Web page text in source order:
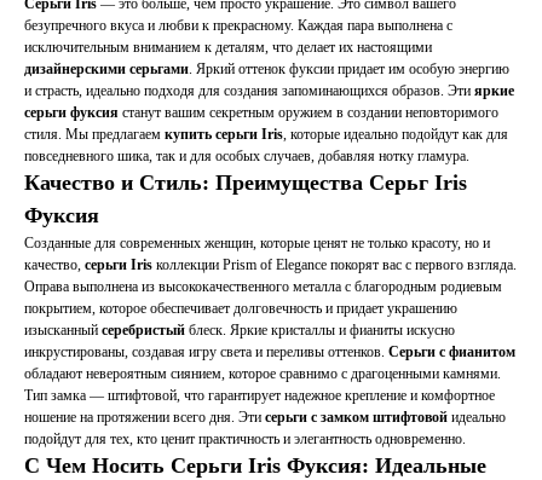
Серьги Iris — это больше, чем просто украшение. Это символ вашего
безупречного вкуса и любви к прекрасному. Каждая пара выполнена с
исключительным вниманием к деталям, что делает их настоящими
дизайнерскими серьгами. Яркий оттенок фуксии придает им особую энергию
и страсть, идеально подходя для создания запоминающихся образов. Эти яркие
серьги фуксия станут вашим секретным оружием в создании неповторимого
стиля. Мы предлагаем купить серьги Iris, которые идеально подойдут как для
повседневного шика, так и для особых случаев, добавляя нотку гламура.
Качество и Стиль: Преимущества Серьг Iris
Фуксия
Созданные для современных женщин, которые ценят не только красоту, но и
качество, серьги Iris коллекции Prism of Elegance покорят вас с первого взгляда.
Оправа выполнена из высококачественного металла с благородным родиевым
покрытием, которое обеспечивает долговечность и придает украшению
изысканный серебристый блеск. Яркие кристаллы и фианиты искусно
инкрустированы, создавая игру света и переливы оттенков. Серьги с фианитом
обладают невероятным сиянием, которое сравнимо с драгоценными камнями.
Тип замка — штифтовой, что гарантирует надежное крепление и комфортное
ношение на протяжении всего дня. Эти серьги с замком штифтовой идеально
подойдут для тех, кто ценит практичность и элегантность одновременно.
С Чем Носить Серьги Iris Фуксия: Идеальные